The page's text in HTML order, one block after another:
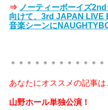
⇒ ノーティーボーイズ
向けて、3rd JAPAN LIVE
音楽シーンに
＊＊＊＊＊＊＊＊＊＊＊＊
あなたにオススメの記事は
山野ホール単独公演！